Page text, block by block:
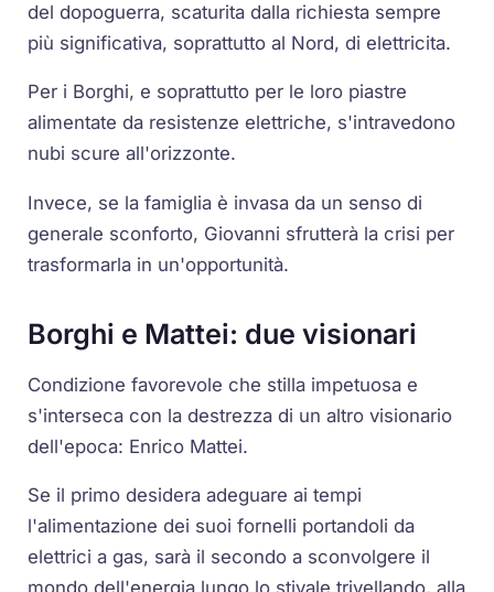
del dopoguerra, scaturita dalla richiesta sempre
più significativa, soprattutto al Nord, di elettricita.
Per i Borghi, e soprattutto per le loro piastre
alimentate da resistenze elettriche, s'intravedono
nubi scure all'orizzonte.
Invece, se la famiglia è invasa da un senso di
generale sconforto, Giovanni sfrutterà la crisi per
trasformarla in un'opportunità.
Borghi e Mattei: due visionari
Condizione favorevole che stilla impetuosa e
s'interseca con la destrezza di un altro visionario
dell'epoca: Enrico Mattei.
Se il primo desidera adeguare ai tempi
l'alimentazione dei suoi fornelli portandoli da
elettrici a gas, sarà il secondo a sconvolgere il